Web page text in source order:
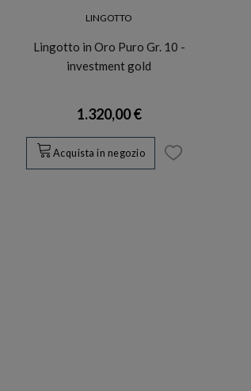
LINGOTTO
Lingotto in Oro Puro Gr. 10 -
investment gold
1.320,00 €
Acquista in negozio